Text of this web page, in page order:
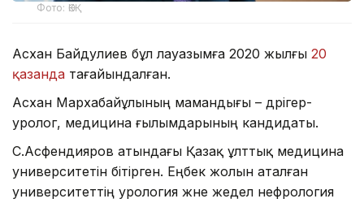
Фото: ӨКҚ
Асхан Байдуәлиев бұл лауазымға 2020 жылғы 20
қазанда тағайындалған.
Асхан Мархабайұлының мамандығы – дәрігер-
уролог, медицина ғылымдарының кандидаты.
С.Асфендияров атындағы Қазақ ұлттық медицина
университетін бітірген. Еңбек жолын аталған
университеттің урология және жедел нефрология